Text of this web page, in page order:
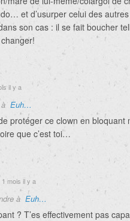
et d’usurper celui des
son cas : il se fait boucher
il y a
Euh…
protéger ce clown en bloquant
que c’est toi…
1 mois il y a
à Euh…
? T’es effectivement pas